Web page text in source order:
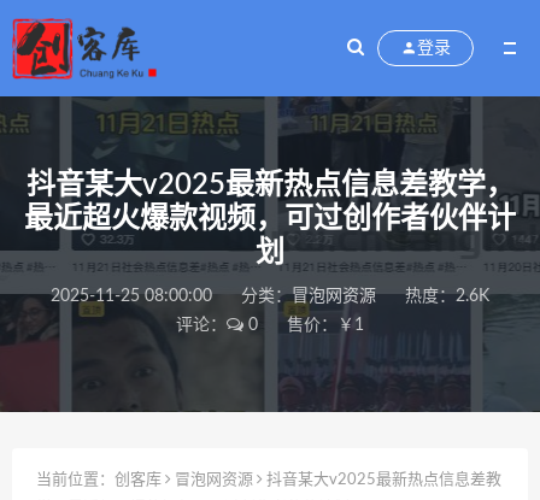
登录
抖音某大v2025最新热点信息差教学，
最近超火爆款视频，可过创作者伙伴计
划
2025-11-25 08:00:00 分类：冒泡网资源
热度：2.6K
评论：
0 售价：￥1
当前位置： 创客库 冒泡网资源
抖音某大v2025最新热点信息差教